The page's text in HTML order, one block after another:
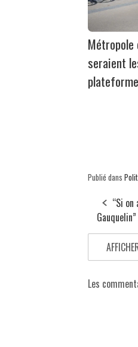
Métropole
seraient
Publié dans
“Si
Gauquelin”
Les